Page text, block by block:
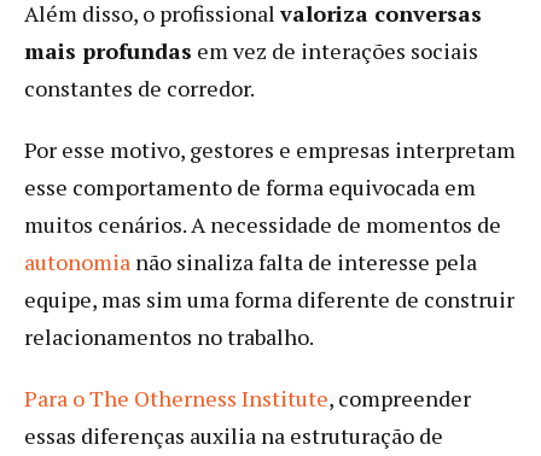
Além disso, o profissionalvaloriza conversas
mais profundas em vez de interações sociais
constantes de corredor.
Por esse motivo, gestores e empresas interpretam
esse comportamento de forma equivocada em
muitos cenários. A necessidade de momentos de
autonomia não sinaliza falta de interesse pela
equipe, mas sim uma forma diferente de construir
relacionamentos no trabalho.
Para o The Otherness Institute, compreender
essas diferenças auxilia na estruturação de